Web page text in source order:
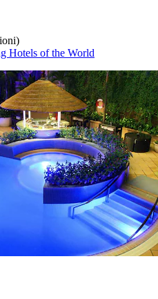
Hotels of the World